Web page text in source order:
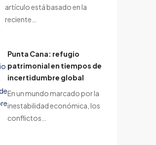
artículo está basado en la
reciente…
Punta Cana: refugio
patrimonial en tiempos de
incertidumbre global
En un mundo marcado por la
inestabilidad económica, los
conflictos…